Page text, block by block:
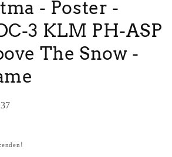
- Poster -
3 KLM PH-ASP
The Snow -